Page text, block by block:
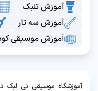
آموزش تنبک
آموزش سه تار
آموزش موسیقی
آموزشگاه موسیقی نی لبک